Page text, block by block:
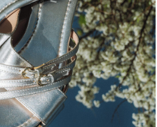
Echos mule in silver is...